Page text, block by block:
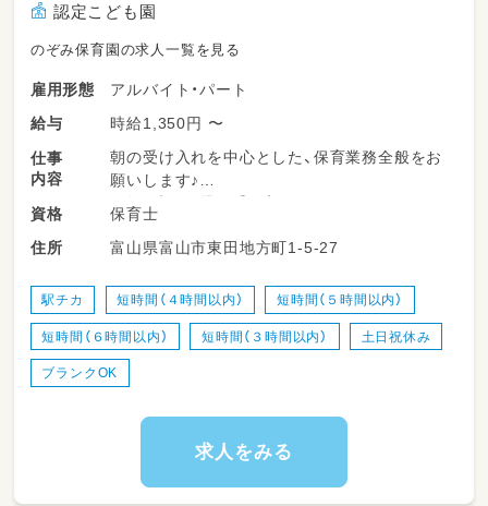
認定こども園
のぞみ保育園の求人一覧を見る
雇用形態
アルバイト・パート
給与
時給1,350円 〜
仕事
内容
朝の受け入れを中心とした、保育業務全般をお
願いします♪
・登園時の園児の受け入れ
・子どもたちの見守り（室内での自由遊びなど）
・トイレや着替えのサポート
など
資格
保育士
住所
富山県富山市東田地方町1-5-27
駅チカ 短時間（４時間以内） 短時間（５時間以内）
短時間（６時間以内） 短時間（３時間以内） 土日祝休み
ブランクOK
求人をみる